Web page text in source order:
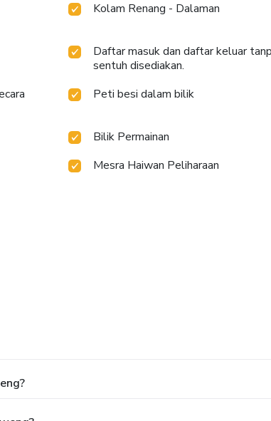
Kolam Renang - Dalaman
Daftar masuk dan daftar keluar
sentuh disediakan.
Peti besi dalam bilik
Bilik Permainan
Mesra Haiwan Peliharaan